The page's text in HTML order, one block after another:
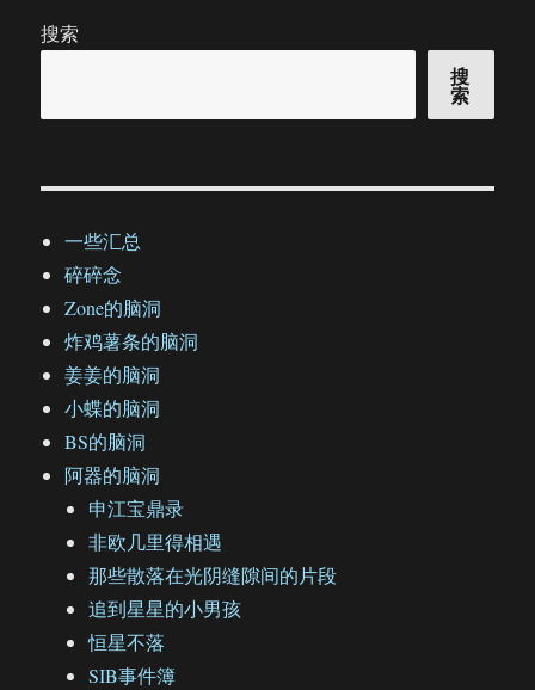
搜索
搜
索
一些汇总
碎碎念
Zone的脑洞
炸鸡薯条的脑洞
姜姜的脑洞
小蝶的脑洞
BS的脑洞
阿器的脑洞
申江宝鼎录
非欧几里得相遇
那些散落在光阴缝隙间的片段
追到星星的小男孩
恒星不落
SIB事件簿